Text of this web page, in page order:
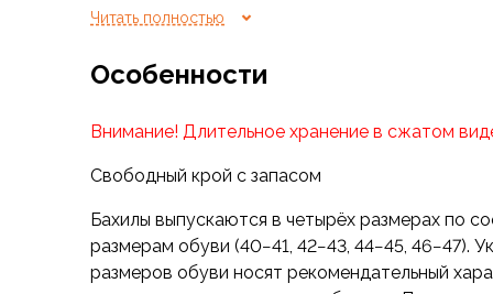
Брюки
Брюки софтшелл и ветрозащита
Брюки с синтетическим утеплителем
Беговые и спортивные
Шорты
Термофутболки
Термолеггинсы
Термотрусы
Внимание! В расцветке Multipat возможно
зависимости от партии изделий, что следует
представлено фото актуального исполнения.
магазин просьба оставлять комментарий о
Читать полностью
Особенности
Внимание! Длительное хранение в сжатом
Свободный крой с запасом
Бахилы выпускаются в четырёх размерах по
размерам обуви (40−41, 42−43, 44−45, 46−47).
размеров обуви носят рекомендательный